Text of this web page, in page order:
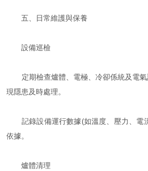
五、日常維護與保養
設備巡檢
定期檢查爐體、電極、冷卻係統及電氣
現隱患及時處理。
記錄設備運行數據(如溫度、壓力、電
依據。
爐體清理